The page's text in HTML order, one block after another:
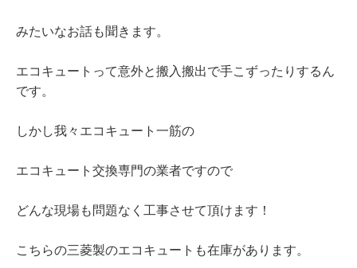
みたいなお話も聞きます。
エコキュートって意外と搬入搬出で手こずったりするん
です。
しかし我々エコキュート一筋の
エコキュート交換専門の業者ですので
どんな現場も問題なく工事させて頂けます！
こちらの三菱製のエコキュートも在庫があります。